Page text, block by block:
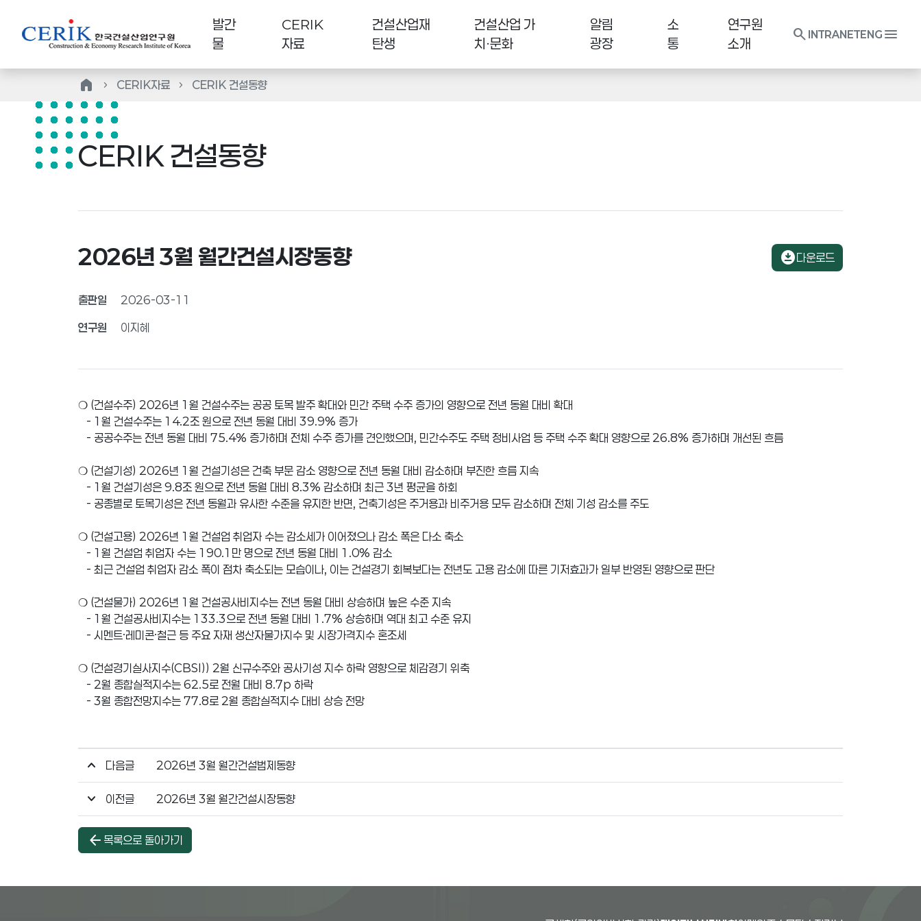
발간
물
CERIK
자료
건설산업재
탄생
건설산업 가
치·문화
알림
광장
소
통
연구원
소개
search INTRANETENG menu
home CERIK자료 CERIK 건설동향
CERIK 건설동향
2026년 3월 월간건설시장동향
출판일 2026-03-11
연구원 이지혜
download_for_offline다운로드
❍ (건설수주) 2026년 1월 건설수주는 공공 토목 발주 확대와 민간 주택 수주 증가의 영향으로 전년 동월 대비 확대
- 1월 건설수주는 14.2조 원으로 전년 동월 대비 39.9% 증가
- 공공수주는 전년 동월 대비 75.4% 증가하며 전체 수주 증가를 견인했으며, 민간수주도 주택 정비사업 등 주택 수주 확대 영향으로 26.8% 증가하며 개선된 흐름
❍ (건설기성) 2026년 1월 건설기성은 건축 부문 감소 영향으로 전년 동월 대비 감소하며 부진한 흐름 지속
- 1월 건설기성은 9.8조 원으로 전년 동월 대비 8.3% 감소하며 최근 3년 평균을 하회
- 공종별로 토목기성은 전년 동월과 유사한 수준을 유지한 반면, 건축기성은 주거용과 비주거용 모두 감소하며 전체 기성 감소를 주도
❍ (건설고용) 2026년 1월 건설업 취업자 수는 감소세가 이어졌으나 감소 폭은 다소 축소
- 1월 건설업 취업자 수는 190.1만 명으로 전년 동월 대비 1.0% 감소
- 최근 건설업 취업자 감소 폭이 점차 축소되는 모습이나, 이는 건설경기 회복보다는 전년도 고용 감소에 따른 기저효과가 일부 반영된 영향으로 판단
❍ (건설물가) 2026년 1월 건설공사비지수는 전년 동월 대비 상승하며 높은 수준 지속
- 1월 건설공사비지수는 133.3으로 전년 동월 대비 1.7% 상승하며 역대 최고 수준 유지
- 시멘트·레미콘·철근 등 주요 자재 생산자물가지수 및 시장가격지수 혼조세
❍ (건설경기실사지수(CBSI)) 2월 신규수주와 공사기성 지수 하락 영향으로 체감경기 위축
- 2월 종합실적지수는 62.5로 전월 대비 8.7p 하락
- 3월 종합전망지수는 77.8로 2월 종합실적지수 대비 상승 전망
다음글 2026년 3월 월간건설법제동향
이전글 2026년 3월 월간건설시장동향
arrow_back 목록으로 돌아가기